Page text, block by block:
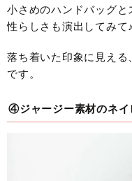
小さめのハンドバッグ
性らしさも演出してみて♪
落ち着いた印象に見え
です。
④ジャージー素材のネイ